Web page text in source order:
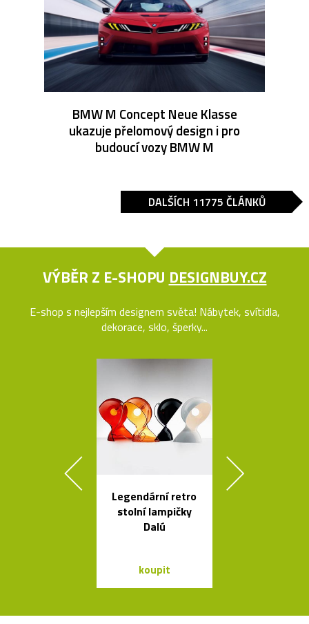
BMW M Concept Neue Klasse
ukazuje přelomový design i pro
budoucí vozy BMW M
DALŠÍCH 11775 ČLÁNKŮ
VÝBĚR Z E-SHOPU DESIGNBUY.CZ
E-shop s nejlepším designem světa! Nábytek, svítidla,
dekorace, sklo, šperky...
Legendární retro
stolní lampičky
Dalú
koupit